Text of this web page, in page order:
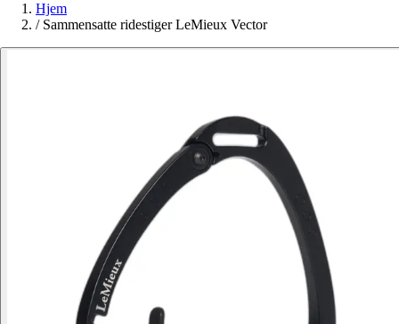
Hjem
/ Sammensatte ridestiger LeMieux Vector